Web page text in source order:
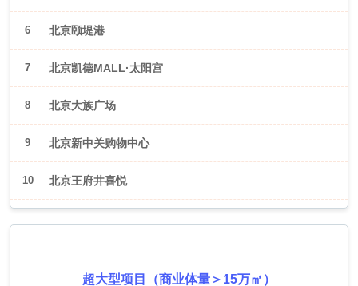
6 北京颐堤港
7 北京凯德MALL·太阳宫
8 北京大族广场
9 北京新中关购物中心
10 北京王府井喜悦
超大型项目（商业体量＞15万㎡）